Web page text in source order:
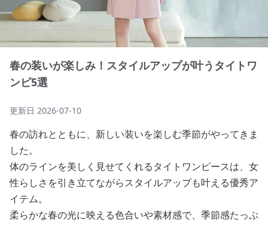
春の装いが楽しみ！スタイルアップが叶うタイトワ
ンピ5選
更新日 2026-07-10
春の訪れとともに、新しい装いを楽しむ季節がやってきま
した。
体のラインを美しく見せてくれるタイトワンピースは、女
性らしさを引き立てながらスタイルアップも叶える優秀ア
イテム。
柔らかな春の光に映える色合いや素材感で、季節感たっぷ